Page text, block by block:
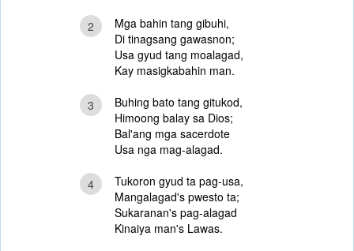
2
Mga bahin tang gibuhi,
Di tinagsang gawasnon;
Usa gyud tang moalagad,
Kay masigkabahin man.
3
Buhing bato tang gitukod,
Himoong balay sa Dios;
Bal'ang mga sacerdote
Usa nga mag-alagad.
4
Tukoron gyud ta pag-usa,
Mangalagad's pwesto ta;
Sukaranan's pag-alagad
Kinaiya man's Lawas.